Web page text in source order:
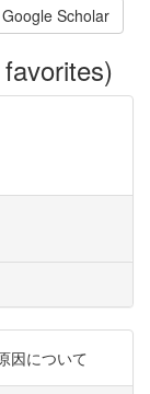
Google Scholar
因について